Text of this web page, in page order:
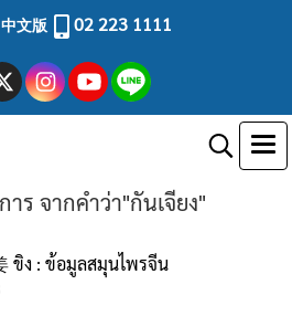
中文版 02 223 1111
ร จากคำว่า"กันเจียง"
ขิง : ข้อมูลสมุนไพรจีน